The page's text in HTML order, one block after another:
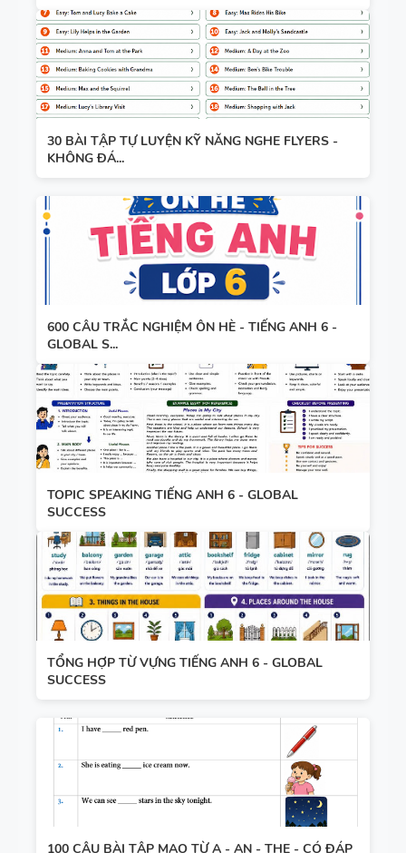
30 BÀI TẬP TỰ LUYỆN KỸ NĂNG NGHE FLYERS -
KHÔNG ĐÁ...
600 CÂU TRẮC NGHIỆM ÔN HÈ - TIẾNG ANH 6 -
GLOBAL S...
TOPIC SPEAKING TIẾNG ANH 6 - GLOBAL
SUCCESS
TỔNG HỢP TỪ VỰNG TIẾNG ANH 6 - GLOBAL
SUCCESS
100 CÂU BÀI TẬP MẠO TỪ A - AN - THE - CÓ ĐÁP